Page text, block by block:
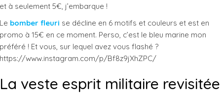
et à seulement 5€, j’embarque !
Le bomber fleuri se décline en 6 motifs et couleurs et est en
promo à 15€ en ce moment. Perso, c’est le bleu marine mon
préféré ! Et vous, sur lequel avez vous flashé ?
https://www.instagram.com/p/Bf8z9jXhZPC/
La veste esprit militaire revisitée